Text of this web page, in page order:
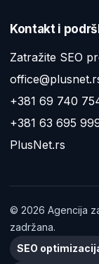
Kontakt i
Zatražite SEO
+381 69 740
+381 63 695
PlusNet.rs
© 2026 Agencija
zadržana.
SEO